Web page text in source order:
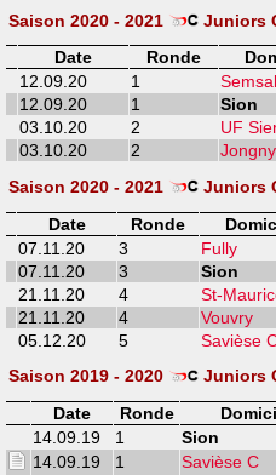
Saison 2020 - 2021
Juniors
Date
Ronde
12.09.20
1
12.09.20
1 Sion
03.10.20
2 UF
03.10.20
2 Jongny
Saison 2020 - 2021
Juniors
Date
Ronde
07.11.20
3 Fully
07.11.20
3 Sion
21.11.20
4 St-
21.11.20
4 Vouvry
05.12.20
5 Savièse
Saison 2019 - 2020
Juniors
Date
Ronde
14.09.19
1 Sion
14.09.19
1 Savièse C